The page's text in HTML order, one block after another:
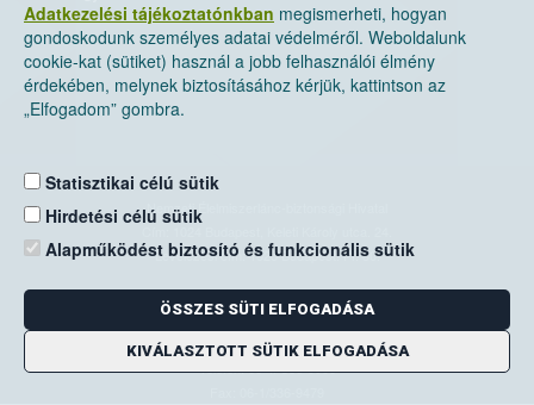
Adatkezelési tájékoztatónkban megismerheti, hogyan
gondoskodunk személyes adatai védelméről. Weboldalunk
cookie-kat (sütiket) használ a jobb felhasználói élmény
érdekében, melynek biztosításához kérjük, kattintson az
„Elfogadom” gombra.
Statisztikai célú sütik
Hirdetési célú sütik
Alapműködést biztosító és funkcionális sütik
ÖSSZES SÜTI ELFOGADÁSA
KIVÁLASZTOTT SÜTIK ELFOGADÁSA
Nemzeti Élelmiszerlánc-biztonsági Hivatal
Levelezési cím: 1525 Budapest. Pf. 30.
E-mail:ugyfelszolgalat@nebih.gov.hu
Zöld szám: 06-80/263-244
Telefon: 06-1/ 336-9000